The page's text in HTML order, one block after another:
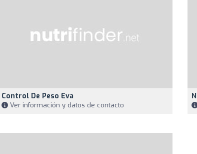
Control De Peso Eva
Ver información y datos de contacto